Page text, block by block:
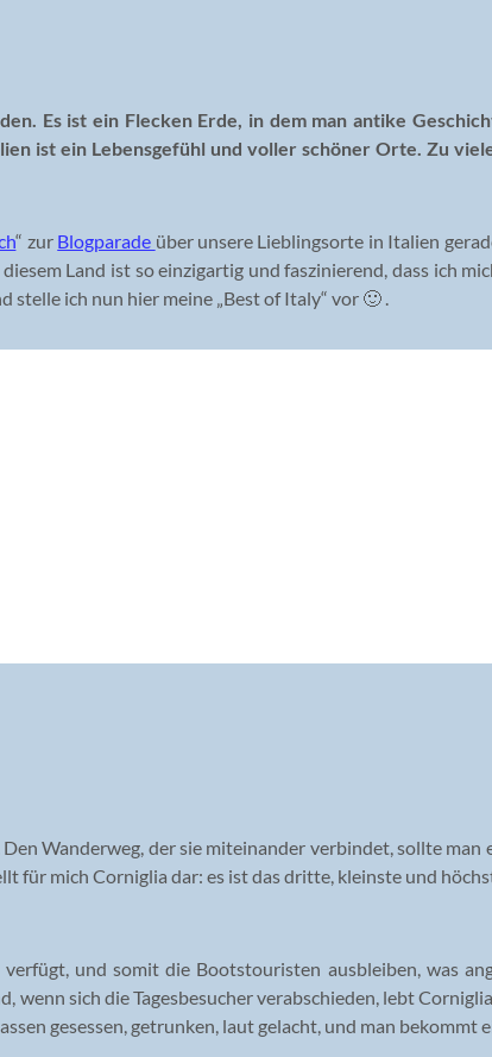
Es ist ein Flecken Erde, in dem man antike
ist ein Lebensgefühl und voller schöner Orte. Zu
“ zur Blogparade über unsere Lieblingsorte in Italien
Land ist so einzigartig und faszinierend, dass ich
ich nun hier meine „Best of Italy“ vor 🙂 .
Wanderweg, der sie miteinander verbindet, sollte man
für mich Corniglia dar: es ist das dritte, kleinste und
und somit die Bootstouristen ausbleiben, was
sich die Tagesbesucher verabschieden, lebt
gesessen, getrunken, laut gelacht, und man